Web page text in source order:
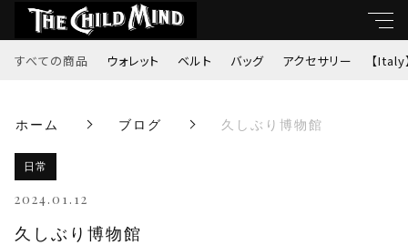
すべての商品 ウォレット ベルト バッグ アクセサリー 【Italy
ホーム ブログ 久しぶり博物館
日常
2024.01.12
久しぶり博物館
すべて
子カテゴリ